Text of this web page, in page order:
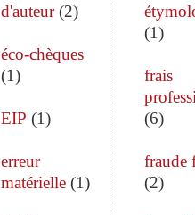
d'auteur(2)
éco-chèques
(1)
EIP (1)
erreur
matérielle(1)
(1)
frais
(6)
fraude
(2)